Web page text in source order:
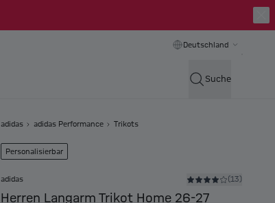
Deutschland
Suche
adidas adidas Performance Trikots
Personalisierbar
adidas (13)
Herren Langarm Trikot Home 26-27